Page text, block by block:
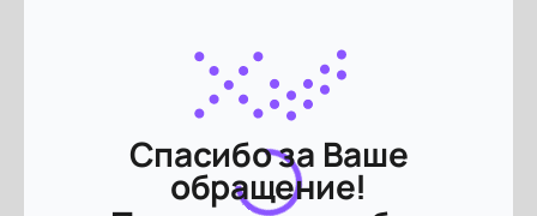
Спасибо за Ваше
обращение!